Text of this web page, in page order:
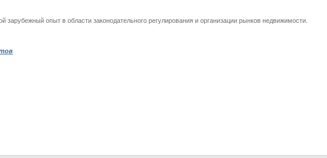
зарубежный опыт в области законодательного регулирования и организации рынков недвижимости.